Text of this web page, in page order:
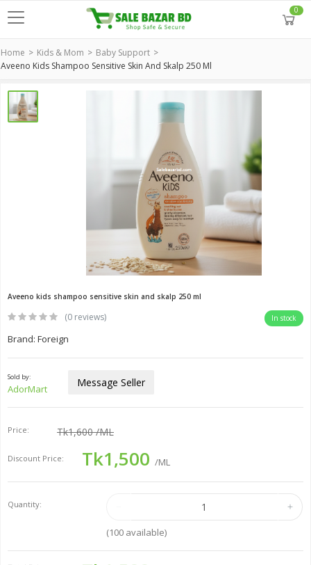
0
Home Kids & Mom
Baby Support
Aveeno Kids Shampoo Sensitive Skin And Skalp 250 Ml
Aveeno kids shampoo sensitive skin and skalp 250 ml
(0 reviews) In stock
Brand: Foreign
Sold by:
AdorMart Message Seller
Price: Tk1,600/ML
Discount Price: Tk1,500 /ML
Quantity:
(100available)